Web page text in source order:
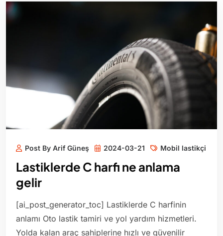
Post By Arif Güneş 2024-03-21 Mobil lastikçi
Lastiklerde C harfi ne anlama
gelir
[ai_post_generator_toc] Lastiklerde C harfinin
anlamı Oto lastik tamiri ve yol yardım hizmetleri.
Yolda kalan araç sahiplerine hızlı ve güvenilir